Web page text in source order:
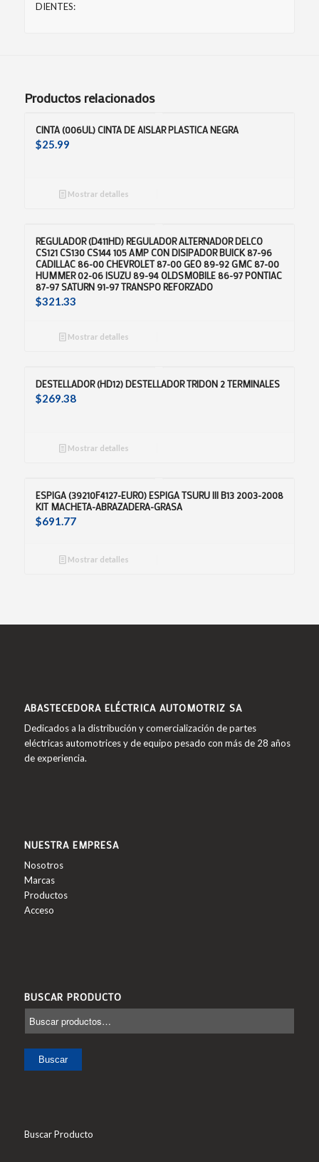
DIENTES:
Productos relacionados
CINTA (006UL) CINTA DE AISLAR PLASTICA NEGRA
$25.99
Mostrar detalles
REGULADOR (D411HD) REGULADOR ALTERNADOR DELCO
CS121 CS130 CS144 105 AMP CON DISIPADOR BUICK 87-96
CADILLAC 86-00 CHEVROLET 87-00 GEO 89-92 GMC 87-00
HUMMER 02-06 ISUZU 89-94 OLDSMOBILE 86-97 PONTIAC
87-97 SATURN 91-97 TRANSPO REFORZADO
$321.33
Mostrar detalles
DESTELLADOR (HD12) DESTELLADOR TRIDON 2 TERMINALES
$269.38
Mostrar detalles
ESPIGA (39210F4127-EURO) ESPIGA TSURU III B13 2003-2008
KIT MACHETA-ABRAZADERA-GRASA
$691.77
Mostrar detalles
ABASTECEDORA ELÉCTRICA AUTOMOTRIZ SA
Dedicados a la distribución y comercialización de partes
eléctricas automotrices y de equipo pesado con más de 28 años
de experiencia.
NUESTRA EMPRESA
Nosotros
Marcas
Productos
Acceso
BUSCAR PRODUCTO
Buscar
Buscar Producto